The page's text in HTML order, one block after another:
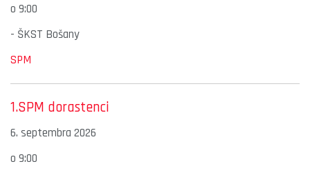
o 9:00
- ŠKST Bošany
SPM
1.SPM dorastenci
6. septembra 2026
o 9:00